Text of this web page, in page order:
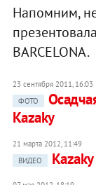
Напомним,
BARCELONA.
23 сентября 2011, 16:03
ФОТО
Kazaky
21 марта 2012, 11:49
ВИДЕО